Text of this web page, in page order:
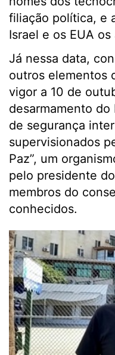
filiação política, e
Israel e os EUA os
Já nessa data,
outros elementos
vigor a 10 de
desarmamento
de segurança
supervisionados
Paz”, um
pelo presidente
membros do
conhecidos.